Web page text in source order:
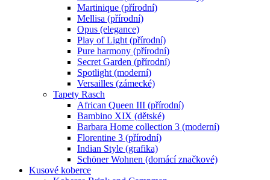
Martinique (přírodní)
Mellisa (přírodní)
Opus (elegance)
Play of Light (přírodní)
Pure harmony (přírodní)
Secret Garden (přírodní)
Spotlight (moderní)
Versailles (zámecké)
Tapety Rasch
African Queen III (přírodní)
Bambino XIX (dětské)
Barbara Home collection 3 (moderní)
Florentine 3 (přírodní)
Indian Style (grafika)
Schöner Wohnen (domácí značkové)
Kusové koberce